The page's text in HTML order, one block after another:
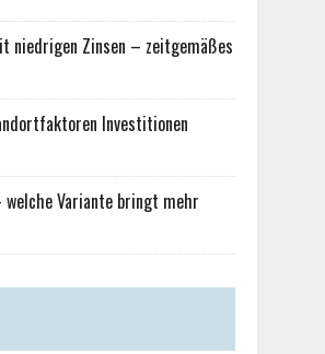
niedrigen Zinsen – zeitgemäßes
Investitionen
welche Variante bringt mehr